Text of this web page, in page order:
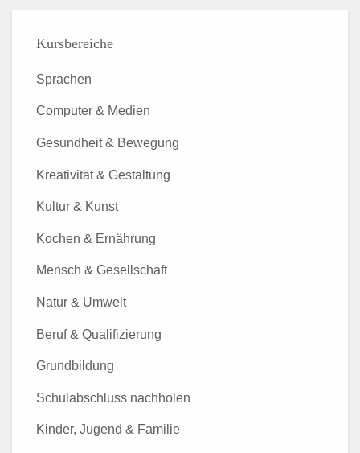
Kursbereiche
Sprachen
Computer & Medien
Gesundheit & Bewegung
Kreativität & Gestaltung
Kultur & Kunst
Kochen & Ernährung
Mensch & Gesellschaft
Natur & Umwelt
Beruf & Qualifizierung
Grundbildung
Schulabschluss nachholen
Kinder, Jugend & Familie